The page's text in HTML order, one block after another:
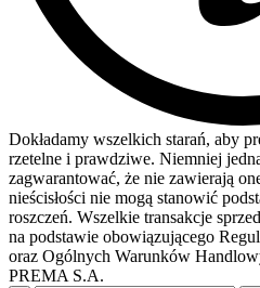
Dokładamy wszelkich starań, aby
rzetelne i prawdziwe. Niemniej
zagwarantować, że nie zawierają
nieścisłości nie mogą stanowić
roszczeń. Wszelkie transakcje
na podstawie obowiązującego
oraz Ogólnych Warunków
PREMA S.A.